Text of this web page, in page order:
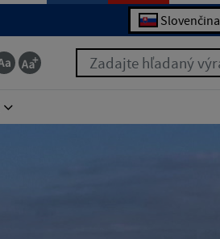
Slovenčina
Zadajte hľadaný výraz